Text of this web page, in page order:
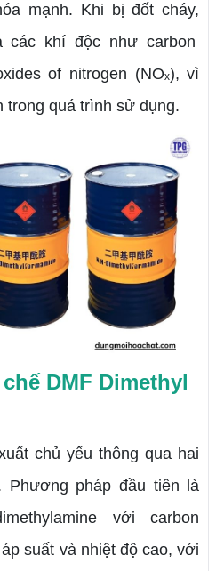
mạnh. Khi bị đốt cháy,
khí độc như carbon
of nitrogen (NOₓ), vì
trong quá trình sử dụng.
DMF Dimethyl
chủ yếu thông qua hai
Phương pháp đầu tiên là
với carbon
suất và nhiệt độ cao, với